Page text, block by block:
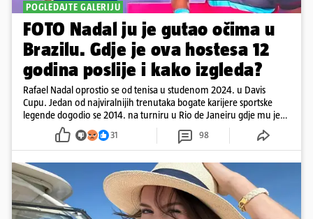
POGLEDAJTE GALERIJU
FOTO Nadal ju je gutao očima u
Brazilu. Gdje je ova hostesa 12
godina poslije i kako izgleda?
Rafael Nadal oprostio se od tenisa u studenom 2024. u Davis
Cupu. Jedan od najviralnijih trenutaka bogate karijere sportske
legende dogodio se 2014. na turniru u Rio de Janeiru gdje mu je
pažnju odvlačila ljepotica iza klupe
31 98